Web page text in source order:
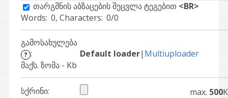
თარგმნის აბზაცების შეცვლა ტეგებით <BR>
Words: 0, Characters: 0/0
გამოსახულება
? :
მაქს. ზომა - Kb
Default loader| Multiuploader
სქრინი: max. 500